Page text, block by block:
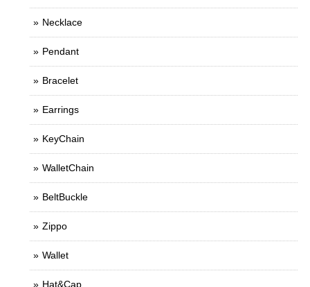
Necklace
Pendant
Bracelet
Earrings
KeyChain
WalletChain
BeltBuckle
Zippo
Wallet
Hat&Cap